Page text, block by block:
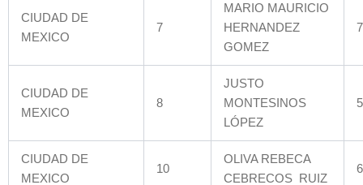
CIUDAD DE
MEXICO
7
MARIO MAURICIO
HERNANDEZ
GOMEZ
CIUDAD DE
MEXICO
8
JUSTO
MONTESINOS
LÓPEZ
CIUDAD DE
MEXICO
10
OLIVA REBECA
CEBRECOS RUIZ